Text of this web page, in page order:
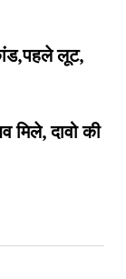
लूट,
मिले, दावो की